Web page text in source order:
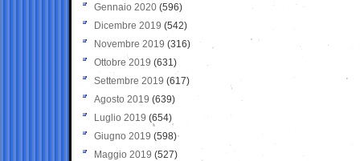
Gennaio 2020 (596)
Dicembre 2019 (542)
Novembre 2019 (316)
Ottobre 2019 (631)
Settembre 2019 (617)
Agosto 2019 (639)
Luglio 2019 (654)
Giugno 2019 (598)
Maggio 2019 (527)